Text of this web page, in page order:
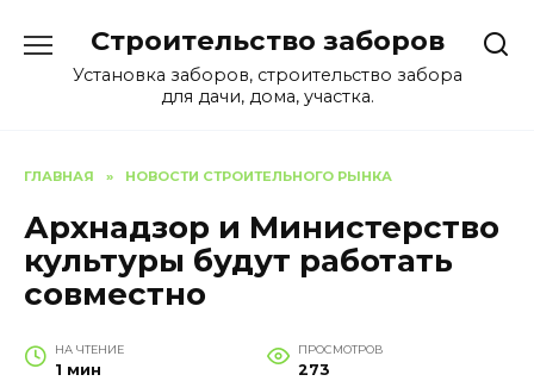
содержанию
Строительство заборов
Установка заборов, строительство забора
для дачи, дома, участка.
ГЛАВНАЯ » НОВОСТИ СТРОИТЕЛЬНОГО РЫНКА
Архнадзор и Министерство
культуры будут работать
совместно
НА ЧТЕНИЕ
1 мин
ПРОСМОТРОВ
273